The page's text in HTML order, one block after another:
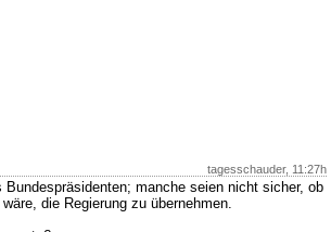
tagesschauder, 11:27h
Bundespräsidenten; manche seien nicht sicher, ob
die Regierung zu übernehmen.